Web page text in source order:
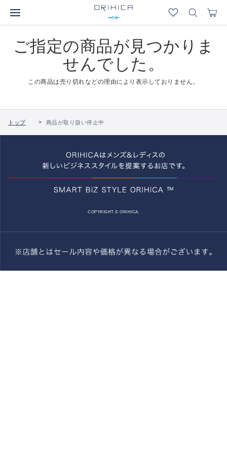
ご指定の商品が見つかりま
せんでした。
この商品は売り切れなどの理由により表示しておりません。
トップ 商品が取り扱い停止中
COPYRIGHT © ORIHICA.